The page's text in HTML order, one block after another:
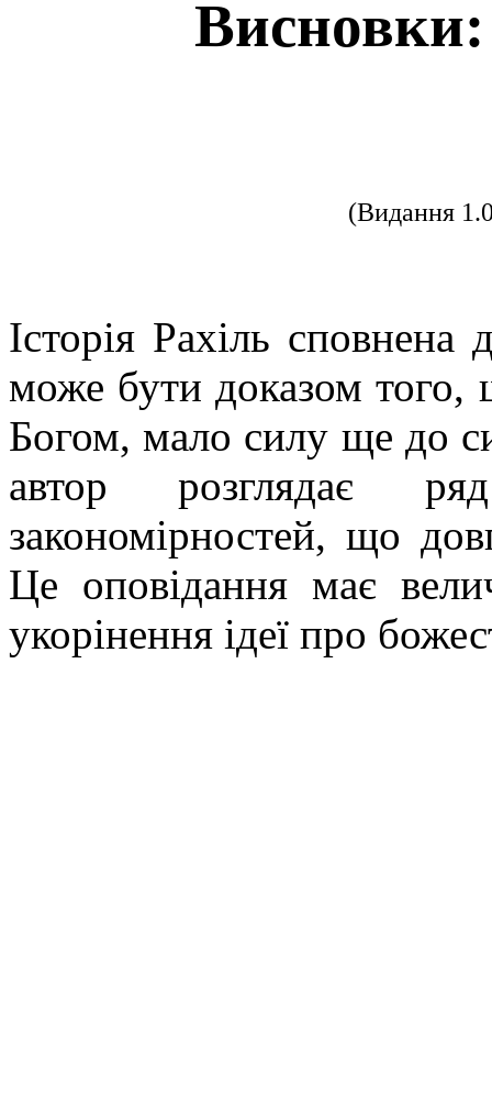
Висновки:
(Видання
Історія Рахіль сповнена
може бути доказом того,
Богом, мало силу ще до
автор розглядає
закономірностей, що
Це оповідання має
укорінення ідеї про